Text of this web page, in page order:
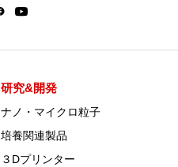
研究&開発
ナノ・マイクロ粒子
培養関連製品
３Dプリンター